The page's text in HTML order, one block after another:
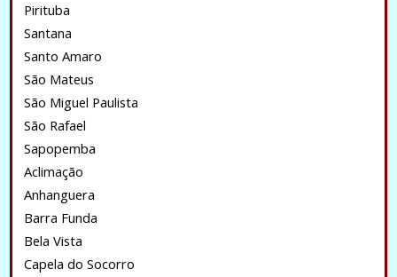
Pirituba
Santana
Santo Amaro
São Mateus
São Miguel Paulista
São Rafael
Sapopemba
Aclimação
Anhanguera
Barra Funda
Bela Vista
Capela do Socorro